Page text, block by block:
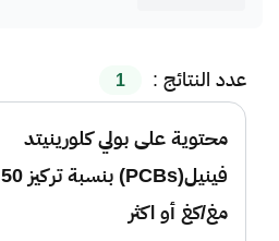
عدد النتائج : 1
محتوية على بولي كلورينيتد
فينيل(PCBs) بنسبة تركيز 50
مغ/كغ أو اكثر